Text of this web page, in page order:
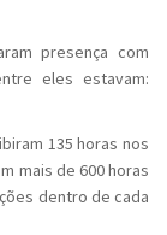
presença com
eles estavam:
135 horas nos
mais de 600 horas
dentro de cada